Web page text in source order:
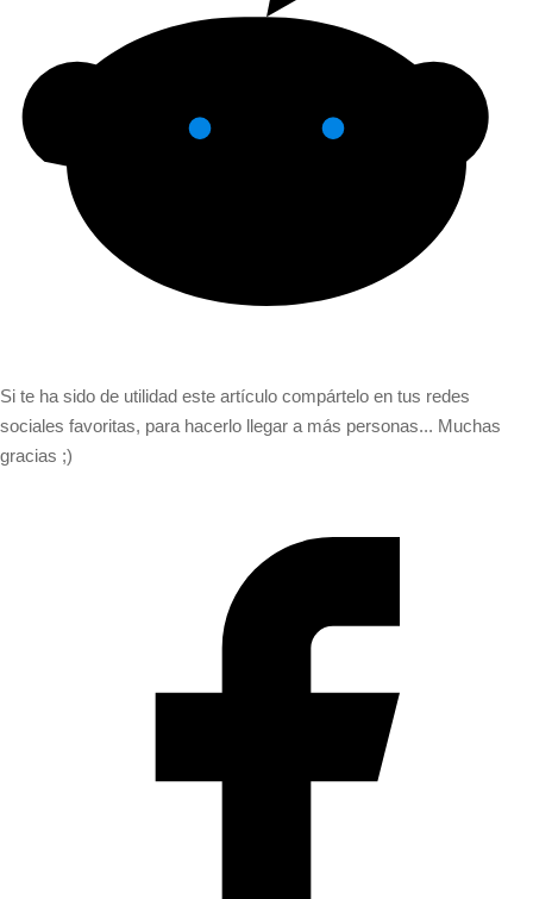
Si te ha sido de utilidad este artículo compártelo en tus redes
sociales favoritas, para hacerlo llegar a más personas... Muchas
gracias ;)